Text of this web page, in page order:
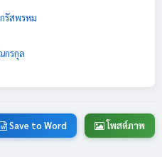
รัสพรหม
กรกุล
Save to Word โพสต์ภาพ